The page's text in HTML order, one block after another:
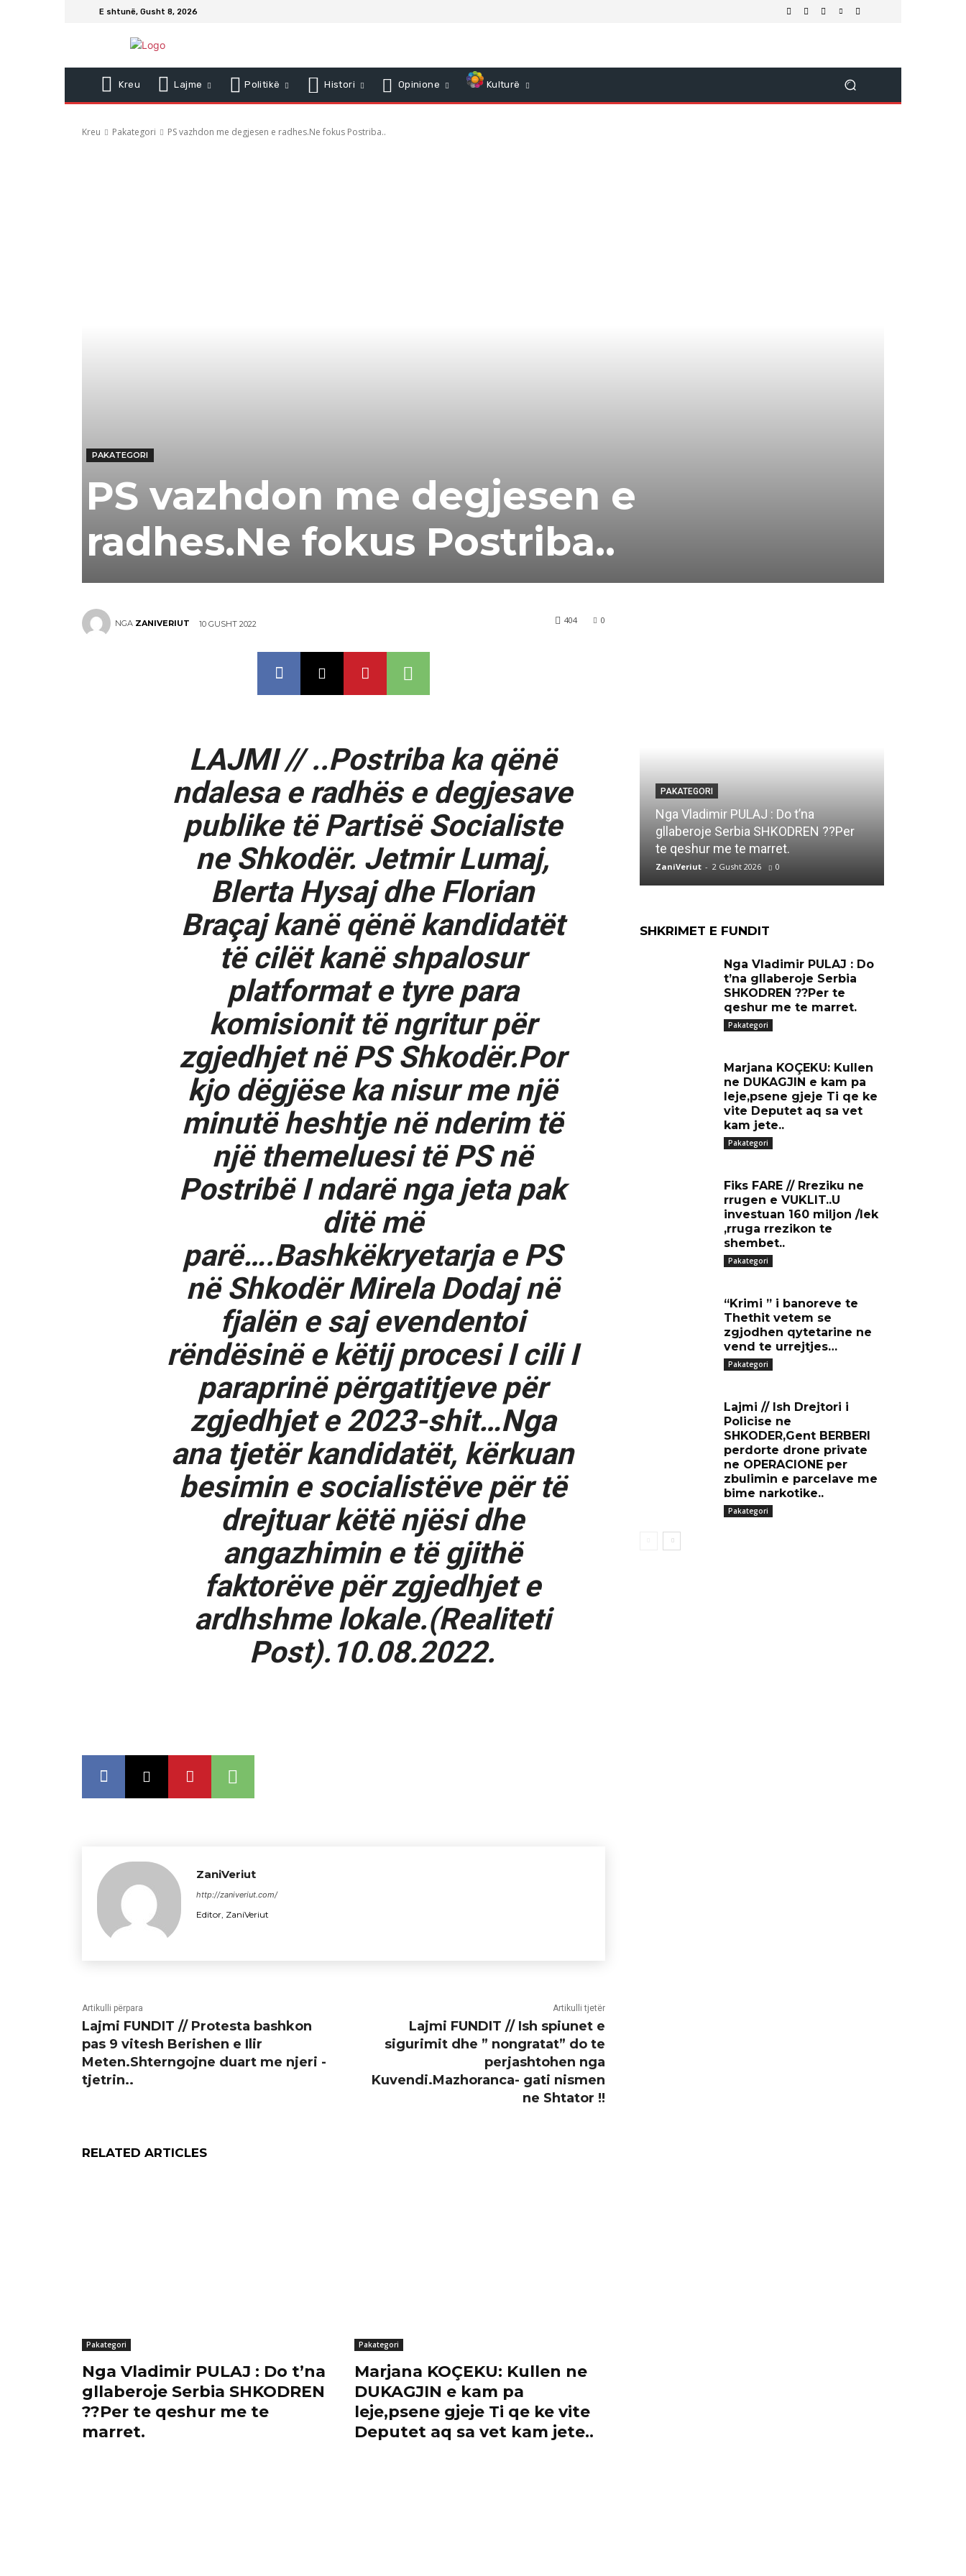
E shtunë, Gusht 8, 2026
Kreu Lajme Politikë Histori Opinione Kulturë
Kreu Pakategori PS vazhdon me degjesen e radhes.Ne fokus Postriba..
PAKATEGORI
PS vazhdon me degjesen e
radhes.Ne fokus Postriba..
NGA ZANIVERIUT 10 GUSHT 2022 0
404
LAJMI // ..Postriba ka qënë
ndalesa e radhës e degjesave
publike të Partisë Socialiste
ne Shkodër. Jetmir Lumaj,
Blerta Hysaj dhe Florian
Braçaj kanë qënë kandidatët
të cilët kanë shpalosur
platformat e tyre para
komisionit të ngritur për
zgjedhjet në PS Shkodër.Por
kjo dëgjëse ka nisur me një
minutë heshtje në nderim të
një themeluesi të PS në
Postribë I ndarë nga jeta pak
ditë më
parë….Bashkëkryetarja e PS
në Shkodër Mirela Dodaj në
fjalën e saj evendentoi
rëndësinë e këtij procesi I cili I
paraprinë përgatitjeve për
zgjedhjet e 2023-shit…Nga
ana tjetër kandidatët, kërkuan
besimin e socialistëve për të
drejtuar këtë njësi dhe
angazhimin e të gjithë
faktorëve për zgjedhjet e
ardhshme lokale.(Realiteti
Post).10.08.2022.
ZaniVeriut
http://zaniveriut.com/
Editor, ZaniVeriut
Artikulli përpara
Lajmi FUNDIT // Protesta bashkon
pas 9 vitesh Berishen e Ilir
Meten.Shterngojne duart me njeri -
tjetrin..
Artikulli tjetër
Lajmi FUNDIT // Ish spiunet e
sigurimit dhe ” nongratat” do te
perjashtohen nga
Kuvendi.Mazhoranca- gati nismen
ne Shtator !!
RELATED ARTICLES
Pakategori
Nga Vladimir PULAJ : Do t’na
gllaberoje Serbia SHKODREN
??Per te qeshur me te
marret.
Pakategori
Marjana KOÇEKU: Kullen ne
DUKAGJIN e kam pa
leje,psene gjeje Ti qe ke vite
Deputet aq sa vet kam jete..
PAKATEGORI
Nga Vladimir PULAJ : Do t’na
gllaberoje Serbia SHKODREN ??Per
te qeshur me te marret.
ZaniVeriut - 2 Gusht 2026 0
SHKRIMET E FUNDIT
Nga Vladimir PULAJ : Do
t’na gllaberoje Serbia
SHKODREN ??Per te
qeshur me te marret.
Pakategori
Marjana KOÇEKU: Kullen
ne DUKAGJIN e kam pa
leje,psene gjeje Ti qe ke
vite Deputet aq sa vet
kam jete..
Pakategori
Fiks FARE // Rreziku ne
rrugen e VUKLIT..U
investuan 160 miljon /lek
,rruga rrezikon te
shembet..
Pakategori
“Krimi ” i banoreve te
Thethit vetem se
zgjodhen qytetarine ne
vend te urrejtjes…
Pakategori
Lajmi // Ish Drejtori i
Policise ne
SHKODER,Gent BERBERI
perdorte drone private
ne OPERACIONE per
zbulimin e parcelave me
bime narkotike..
Pakategori